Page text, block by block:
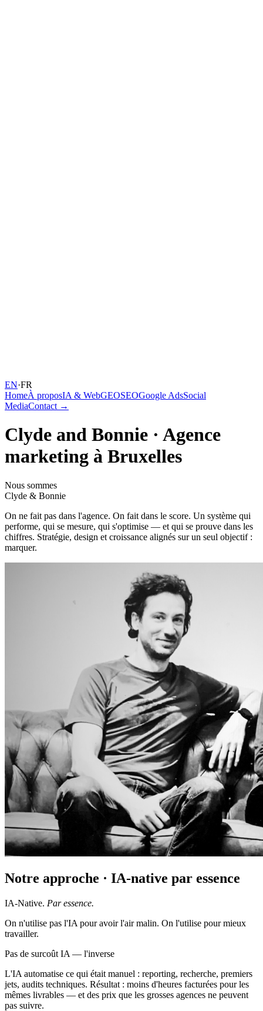
EN·FR
HomeÀ proposIA & WebGEOSEOGoogle AdsSocial
MediaContact →
Clyde and Bonnie · Agence
marketing à Bruxelles
Nous sommes
Clyde & Bonnie
On ne fait pas dans l'agence. On fait dans le score. Un système qui
performe, qui se mesure, qui s'optimise — et qui se prouve dans les
chiffres. Stratégie, design et croissance alignés sur un seul objectif :
marquer.
Notre approche · IA-native par essence
IA-Native. Par essence.
On n'utilise pas l'IA pour avoir l'air malin. On l'utilise pour mieux
travailler.
Pas de surcoût IA — l'inverse
L'IA automatise ce qui était manuel : reporting, recherche, premiers
jets, audits techniques. Résultat : moins d'heures facturées pour les
mêmes livrables — et des prix que les grosses agences ne peuvent
pas suivre.